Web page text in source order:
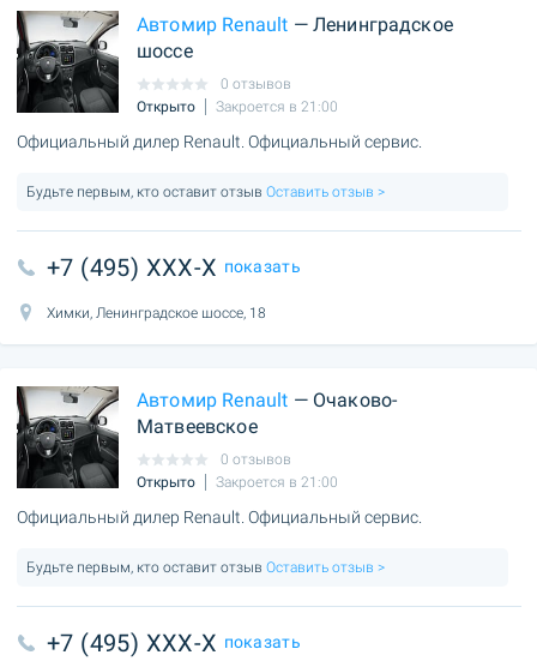
Автомир Renault — Ленинградское
шоссе
0 отзывов
Открыто
Закроется в 21:00
Официальный дилер Renault. Официальный сервис.
Будьте первым, кто оставит отзыв Оставить отзыв >
+7 (495) XXX-X показать
Химки, Ленинградское шоссе, 18
Автомир Renault — Очаково-
Матвеевское
0 отзывов
Открыто
Закроется в 21:00
Официальный дилер Renault. Официальный сервис.
Будьте первым, кто оставит отзыв Оставить отзыв >
+7 (495) XXX-X показать